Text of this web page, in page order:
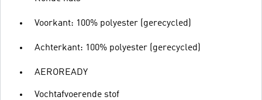
Voorkant: 100% polyester (gerecycled)
Achterkant: 100% polyester (gerecycled)
AEROREADY
Vochtafvoerende stof